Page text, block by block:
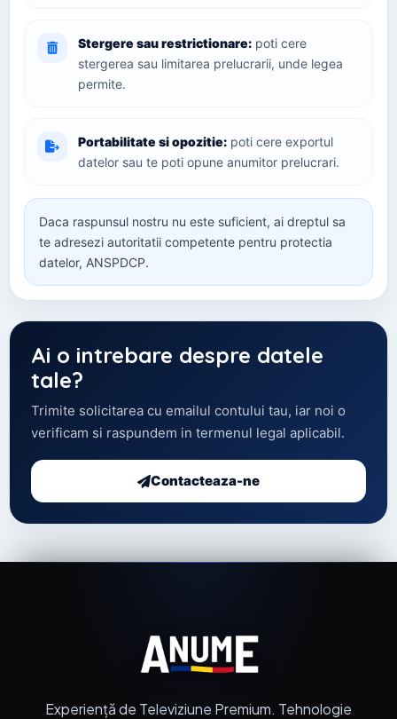
Stergere sau restrictionare: poti cere
stergerea sau limitarea prelucrarii, unde legea
permite.
Portabilitate si opozitie: poti cere exportul
datelor sau te poti opune anumitor prelucrari.
Daca raspunsul nostru nu este suficient, ai dreptul sa
te adresezi autoritatii competente pentru protectia
datelor, ANSPDCP.
Ai o intrebare despre datele
tale?
Trimite solicitarea cu emailul contului tau, iar noi o
verificam si raspundem in termenul legal aplicabil.
Contacteaza-ne
Experiență de Televiziune Premium. Tehnologie